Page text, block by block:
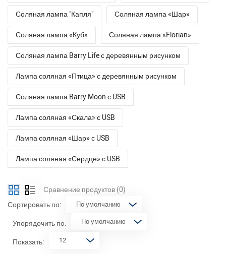
Соляная лампа "Капля" Соляная лампа «Шар»
Соляная лампа «Куб» Соляная лампа «Florian»
Соляная лампа Barry Life с деревянным рисунком
Лампа соляная «Птица» с деревянным рисунком
Соляная лампа Barry Moon с USB
Лампа соляная «Скала» с USB
Лампа соляная «Шар» с USB
Лампа соляная «Сердце» с USB
Сравнение продуктов (0)
Сортировать по:
Упорядочить по:
Показать: